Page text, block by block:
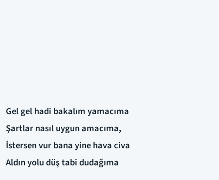
Gel gel hadi bakalım yamacıma
Şartlar nasıl uygun amacıma,
İstersen vur bana yine hava civa
Aldın yolu düş tabi dudağıma